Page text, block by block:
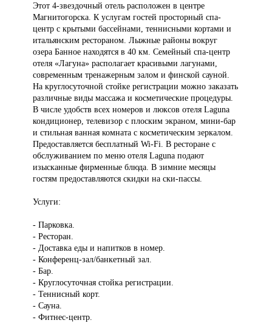
Этот 4-звездочныйотель расположен в центре
Магнитогорска. К услугам гостей просторный спа-
центр с крытыми бассейнами, теннисными кортами и
итальянским рестораном. Лыжные районы вокруг
озера Банное находятся в 40 км. Семейный спа-центр
отеля «Лагуна» располагает красивыми лагунами,
современным тренажерным залом и финской сауной.
На круглосуточной стойке регистрации можно заказать
различные виды массажа и косметические процедуры.
В числе удобств всех номеров и люксов отеля Laguna
кондиционер, телевизор с плоским экраном, мини-бар
и стильная ванная комната с косметическим зеркалом.
Предоставляется бесплатный Wi-Fi. В ресторане с
обслуживанием по меню отеля Laguna подают
изысканные фирменные блюда. В зимние месяцы
гостям предоставляются скидки на ски-пассы.
Услуги:
- Парковка.
- Ресторан.
- Доставка еды и напитков в номер.
- Конференц-зал/банкетный зал.
- Бар.
- Круглосуточная стойка регистрации.
- Теннисный корт.
- Сауна.
- Фитнес-центр.